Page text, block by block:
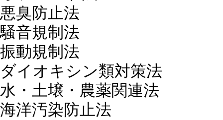
悪臭防止法
騒音規制法
振動規制法
ダイオキシン類対策法
水・土壌・農薬関連法
海洋汚染防止法